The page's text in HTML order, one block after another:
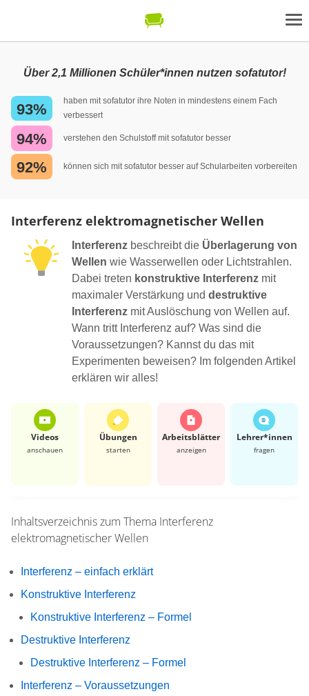
Über 2,1 Millionen Schüler*innen nutzen sofatutor!
93%
haben mit sofatutor ihre Noten in mindestens einem Fach
verbessert
94% verstehen den Schulstoff mit sofatutor besser
92% können sich mit sofatutor besser auf Schularbeiten vorbereiten
Interferenz elektromagnetischer Wellen
Interferenz beschreibt die Überlagerung von
Wellen wie Wasserwellen oder Lichtstrahlen.
Dabei treten konstruktive Interferenz mit
maximaler Verstärkung und destruktive
Interferenz mit Auslöschung von Wellen auf.
Wann tritt Interferenz auf? Was sind die
Voraussetzungen? Kannst du das mit
Experimenten beweisen? Im folgenden Artikel
erklären wir alles!
Videos
anschauen
Übungen
starten
Arbeits­blätter
anzeigen
Lehrer*​innen
fragen
Inhaltsverzeichnis zum Thema Interferenz
elektromagnetischer Wellen
Interferenz – einfach erklärt
Konstruktive Interferenz
Konstruktive Interferenz – Formel
Destruktive Interferenz
Destruktive Interferenz – Formel
Interferenz – Voraussetzungen